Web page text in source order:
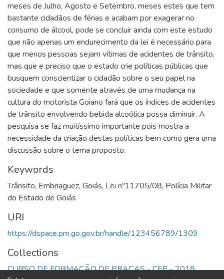
meses de Julho, Agosto e Setembro, meses estes que tem
bastante cidadãos de férias e acabam por exagerar no
consumo de álcool, pode se concluir ainda com este estudo
que não apenas um endurecimento da lei é necessário para
que menos pessoas sejam vítimas de acidentes de trânsito,
mas que e preciso que o estado crie políticas públicas que
busquem conscientizar o cidadão sobre o seu papel na
sociedade e que somente através de uma mudança na
cultura do motorista Goiano fará que os índices de acidentes
de trânsito envolvendo bebida alcoólica possa diminuir. A
pesquisa se faz muitíssimo importante pois mostra a
necessidade da criação destas políticas bem como gera uma
discussão sobre o tema proposto.
Keywords
Trânsito, Embriaguez, Goiás, Lei nº11705/08, Polícia Militar
do Estado de Goiás
URI
https://dspace.pm.go.gov.br/handle/123456789/1309
Collections
CURSO DE FORMAÇÃO DE PRAÇAS - CFP - 2018